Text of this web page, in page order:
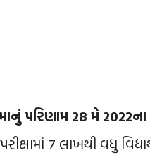
પરિણામ 28 મે
7 લાખથી વધુ